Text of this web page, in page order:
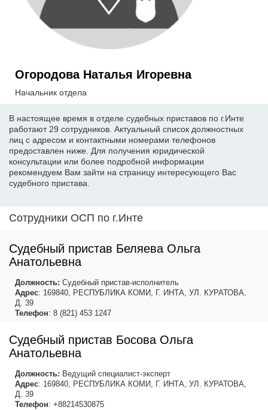
Огородова Наталья Игоревна
Начальник отдела
В настоящее время в отделе судебных приставов по г.Инте
работают 29 сотрудников. Актуальный список должностных
лиц с адресом и контактными номерами телефонов
предоставлен ниже. Для получения юридической
консультации или более подробной информации
рекомендуем Вам зайти на страницу интересующего Вас
судебного пристава.
Сотрудники ОСП по г.Инте
Судебный пристав Беляева Ольга
Анатольевна
Должность: Судебный пристав-исполнитель
Адрес: 169840, РЕСПУБЛИКА КОМИ, Г. ИНТА, УЛ. КУРАТОВА,
Д. 39
Телефон: 8 (821) 453 1247
Судебный пристав Босова Ольга
Анатольевна
Должность: Ведущий специалист-эксперт
Адрес: 169840, РЕСПУБЛИКА КОМИ, Г. ИНТА, УЛ. КУРАТОВА,
Д. 39
Телефон: +88214530875